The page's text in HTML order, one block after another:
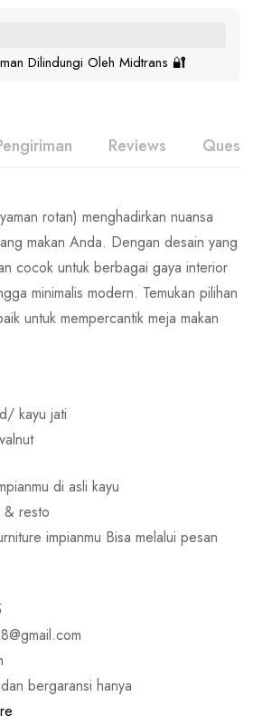
Dilindungi Oleh Midtrans 🔐
Reviews
rotan) menghadirkan nuansa
makan Anda. Dengan desain yang
cocok untuk berbagai gaya interior
minimalis modern. Temukan pilihan
untuk mempercantik meja makan
kayu jati
di asli kayu
resto
impianmu Bisa melalui pesan
bergaransi hanya